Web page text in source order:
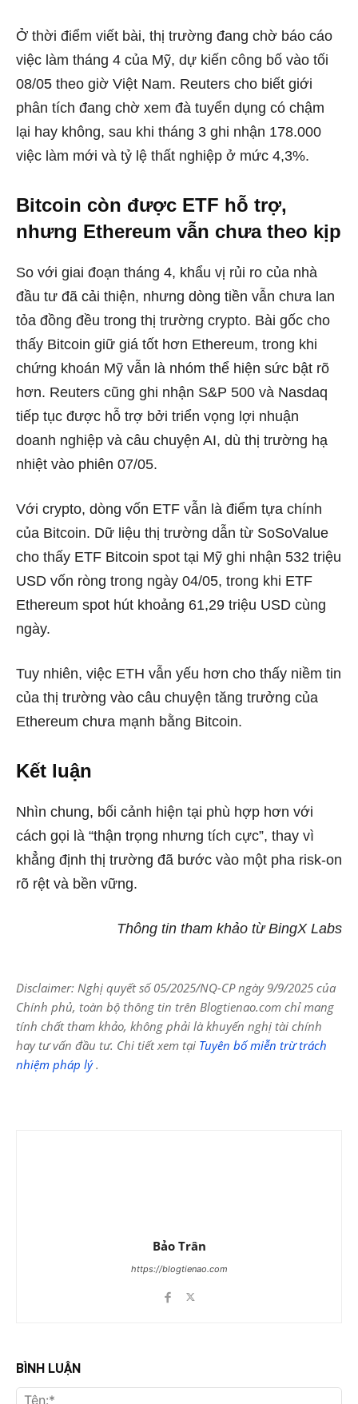
Ở thời điểm viết bài, thị trường đang chờ báo cáo
việc làm tháng 4 của Mỹ, dự kiến công bố vào tối
08/05 theo giờ Việt Nam. Reuters cho biết giới
phân tích đang chờ xem đà tuyển dụng có chậm
lại hay không, sau khi tháng 3 ghi nhận 178.000
việc làm mới và tỷ lệ thất nghiệp ở mức 4,3%.
Bitcoin còn được ETF hỗ trợ,
nhưng Ethereum vẫn chưa theo kịp
So với giai đoạn tháng 4, khẩu vị rủi ro của nhà
đầu tư đã cải thiện, nhưng dòng tiền vẫn chưa lan
tỏa đồng đều trong thị trường crypto. Bài gốc cho
thấy Bitcoin giữ giá tốt hơn Ethereum, trong khi
chứng khoán Mỹ vẫn là nhóm thể hiện sức bật rõ
hơn. Reuters cũng ghi nhận S&P 500 và Nasdaq
tiếp tục được hỗ trợ bởi triển vọng lợi nhuận
doanh nghiệp và câu chuyện AI, dù thị trường hạ
nhiệt vào phiên 07/05.
Với crypto, dòng vốn ETF vẫn là điểm tựa chính
của Bitcoin. Dữ liệu thị trường dẫn từ SoSoValue
cho thấy ETF Bitcoin spot tại Mỹ ghi nhận 532 triệu
USD vốn ròng trong ngày 04/05, trong khi ETF
Ethereum spot hút khoảng 61,29 triệu USD cùng
ngày.
Tuy nhiên, việc ETH vẫn yếu hơn cho thấy niềm tin
của thị trường vào câu chuyện tăng trưởng của
Ethereum chưa mạnh bằng Bitcoin.
Kết luận
Nhìn chung, bối cảnh hiện tại phù hợp hơn với
cách gọi là “thận trọng nhưng tích cực”, thay vì
khẳng định thị trường đã bước vào một pha risk-on
rõ rệt và bền vững.
Thông tin tham khảo từ BingX Labs
Disclaimer: Nghị quyết số 05/2025/NQ-CP ngày 9/9/2025 của
Chính phủ, toàn bộ thông tin trên Blogtienao.com chỉ mang
tính chất tham khảo, không phải là khuyến nghị tài chính
hay tư vấn đầu tư. Chi tiết xem tại Tuyên bố miễn trừ trách
nhiệm pháp lý.
Bảo Trân
https://blogtienao.com
BÌNH LUẬN